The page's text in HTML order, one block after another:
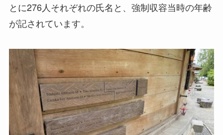
とに276人それぞれの氏名と、強制収容当時の年齢
が記されています。